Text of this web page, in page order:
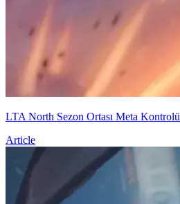
LTA North Sezon Ortası Meta Kontrolü
Article